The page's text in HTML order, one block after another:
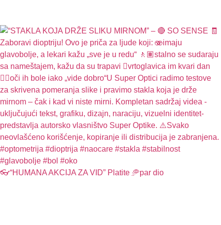
👓“HUMANA AKCIJA ZA VID” Platite 🥏par dio